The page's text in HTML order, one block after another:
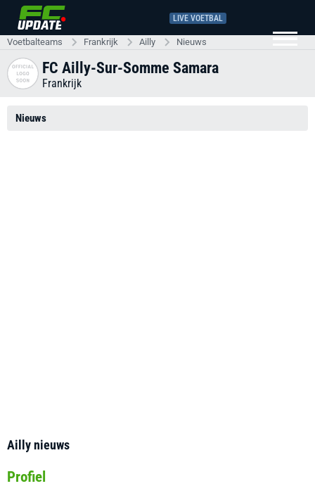
LIVE VOETBAL
Voetbalteams Frankrijk Ailly Nieuws
FC Ailly-Sur-Somme Samara
Frankrijk
Nieuws
Ailly nieuws
Profiel